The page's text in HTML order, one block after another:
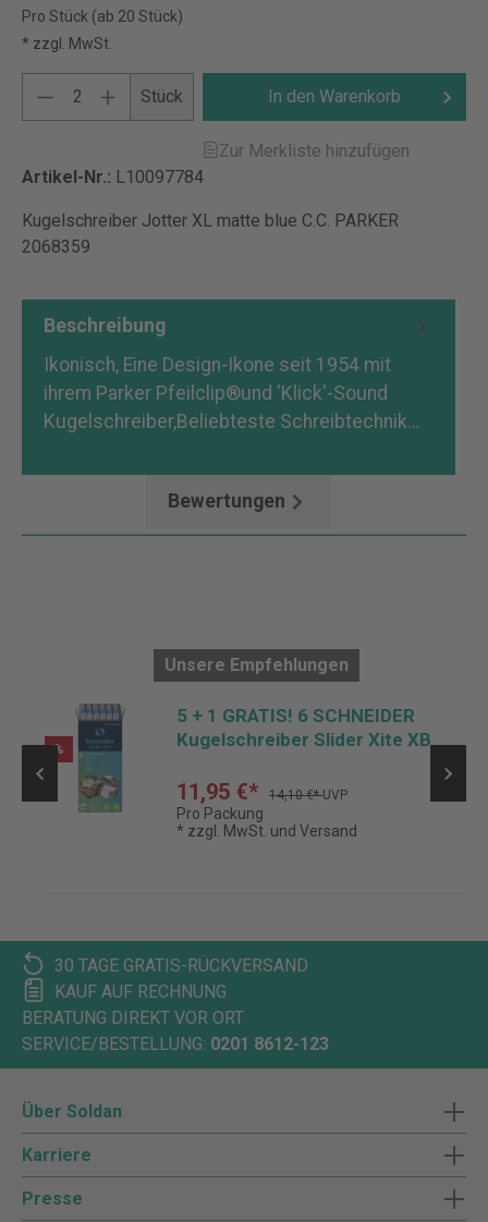
Pro Stück (ab 20 Stück)
* zzgl. MwSt.
Stück In den Warenkorb
Zur Merkliste hinzufügen
Artikel-Nr.: L10097784
Kugelschreiber Jotter XL matte blue C.C. PARKER
2068359
Beschreibung
Ikonisch, Eine Design-Ikone seit 1954 mit
ihrem Parker Pfeilclip®und 'Klick'-Sound
Kugelschreiber,Beliebteste Schreibtechnik…
Bewertungen
Unsere Empfehlungen
%
5 + 1 GRATIS! 6 SCHNEIDER
Kugelschreiber Slider Xite XB
11,95 €* 14,10 €*UVP
Pro Packung
* zzgl. MwSt. und Versand
30 TAGE GRATIS-RÜCKVERSAND
KAUF AUF RECHNUNG
BERATUNG DIREKT VOR ORT
SERVICE/BESTELLUNG: 0201 8612-123
Über Soldan
Karriere
Presse